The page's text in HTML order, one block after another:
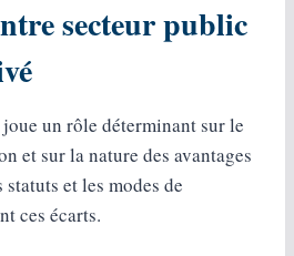
secteur public
un rôle déterminant sur le
et sur la nature des avantages
et les modes de
ces écarts.